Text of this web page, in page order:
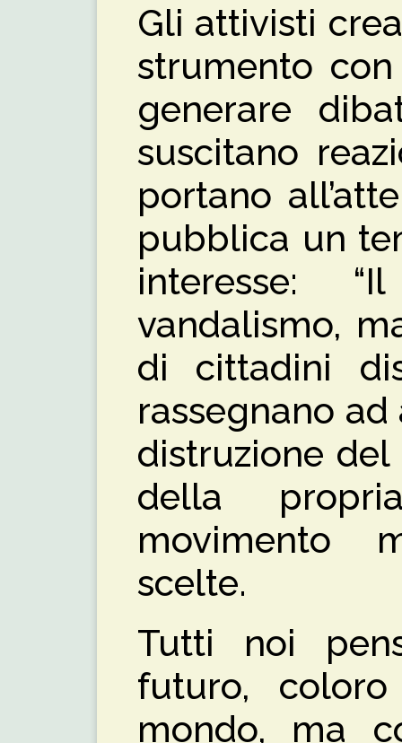
Gli attivisti
strumento
generare
suscitano
portano
pubblica un
interesse:
vandalismo,
di cittadini
rassegnano
distruzione del
della
movimento
scelte.
Tutti noi
futuro,
mondo, ma